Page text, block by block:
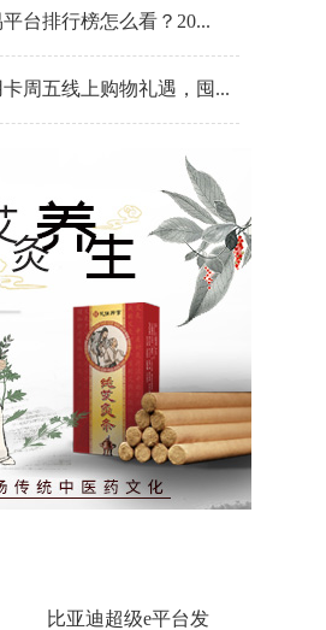
台排行榜怎么看？20...
周五线上购物礼遇，囤...
比亚迪超级e平台发